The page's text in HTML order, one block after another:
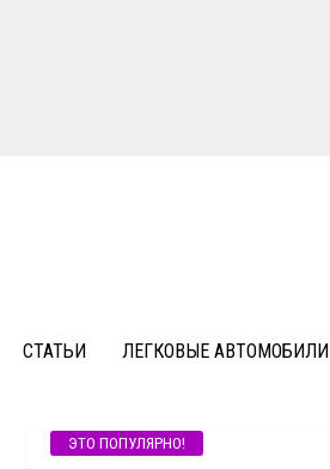
СТАТЬИ ЛЕГКОВЫЕ АВТОМОБИЛИ
ЭТО ПОПУЛЯРНО!